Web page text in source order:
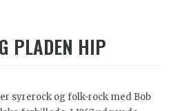
PLADEN HIP
syrerock og folk-rock med Bob